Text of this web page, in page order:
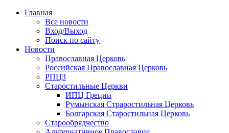
Главная
Все новости
Вход/Выход
Поиск по сайту
Новости
Православная Церковь
Российская Православная Церковь
РПЦЗ
Старостильные Церкви
ИПЦ Греции
Румынская Страростильная Церковь
Болгарская Старостильная Церковь
Старообрядчество